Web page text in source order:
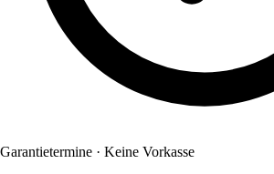
Garantietermine · Keine Vorkasse